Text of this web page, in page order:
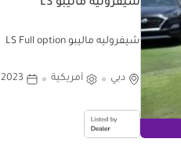
شيفروليه ماليبو LS
شيفروليه ماليبو LS Full option
دبي أمريكية 2023